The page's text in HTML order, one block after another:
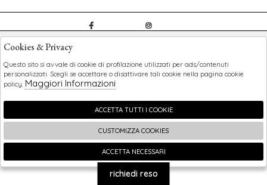
SHOPPING
EXTRA
🍪
richiedi reso
Cookies & Privacy
Questo sito si avvale di cookie di profilazione utilizzati per ads/contenuti
personalizzati. Scegli se accettare o disattivare tali cookie nella pagina cookie
policy. Maggiori Informazioni
ACCETTA TUTTI I COOKIE
CUSTOMIZZA COOKIES
ACCETTA NECESSARI